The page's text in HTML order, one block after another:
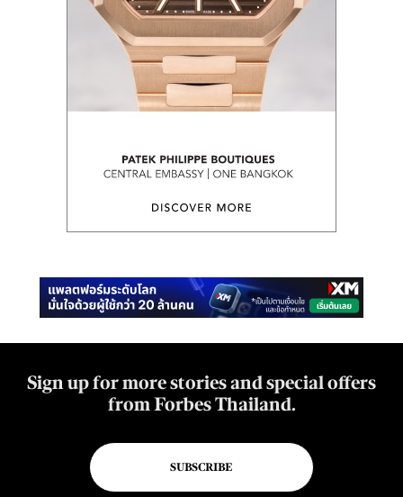
Sign up for more stories and special offers
from Forbes Thailand.
SUBSCRIBE